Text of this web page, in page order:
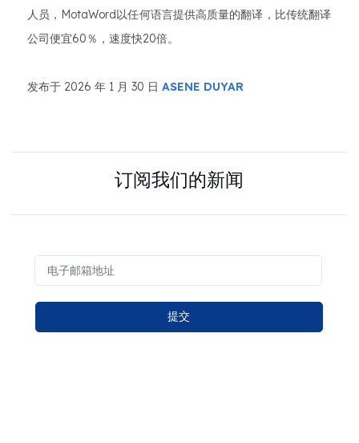
人员，MotaWord以任何语言提供高质量的翻译，比传统翻译
公司便宜60％，速度快20倍。
发布于 2026 年 1 月 30 日 ASENE DUYAR
订阅我们的新闻
提交